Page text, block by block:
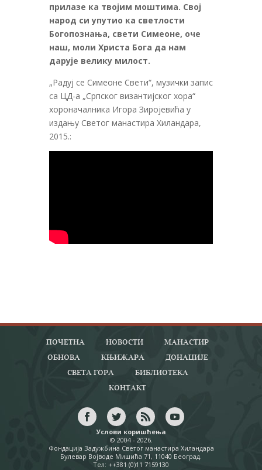
прилазе ка твојим моштима. Свој
народ си упутио ка светлости
Богопознања, свети Симеоне, оче
наш, моли Христа Бога да нам
дарује велику милост.
„Радуј се Симеоне Свети“, музички запис
са ЦД-а „Српског византијског хора“
хороначалника Игора Зиројевића у
издању Светог манастира Хиландара,
2015.:
ПОЧЕТНА НОВОСТИ
МАНАСТИР
ОБНОВА
КЊИЖАРА
ДОНАЦИЈЕ
СВЕТА ГОРА
БИБЛИОТЕКА
КОНТАКТ
Услови коришћења
© 2004 - 2026.
Фондација Задужбина Светог манастира Хиландара
Булевар Војводе Мишића 71, 11040 Београд.
Тел: ++381 (0)11 7159130